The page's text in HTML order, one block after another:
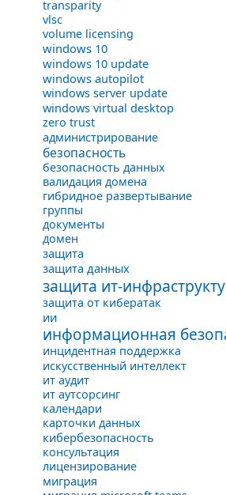
transparity
vlsc
volume licensing
windows 10
windows 10 update
windows autopilot
windows server update
windows virtual desktop
zero trust
администрирование
безопасность
безопасность данных
валидация домена
гибридное развертывание
группы
документы
домен
защита
защита данных
защита ит-
защита от кибератак
ии
информационная
инцидентная поддержка
искусственный интеллект
ит аудит
ит аутсорсинг
календари
карточки данных
кибербезопасность
консультация
лицензирование
миграция